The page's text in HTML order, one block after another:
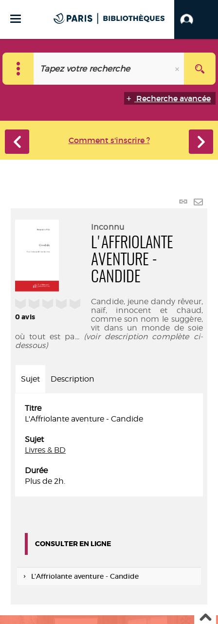
Recherche avancée
Comment s'inscrire ?
Lien
0avis
Inconnu
L'AFFRIOLANTE
AVENTURE -
CANDIDE
Candide, jeune dandy rêveur,
naïf, innocent et chaud,
comme son nom le suggère,
vit dans un monde de soie
où tout est pa... (voir description complète ci-
dessous)
Sujet Description
Titre
L'Affriolante aventure - Candide
Sujet
Livres & BD
Durée
Plus de 2h.
CONSULTER EN LIGNE
L'Affriolante aventure - Candide